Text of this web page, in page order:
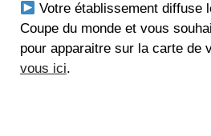
Votre établissement diffuse
Coupe du monde et vous
pour apparaitre sur la carte de
vous ici.